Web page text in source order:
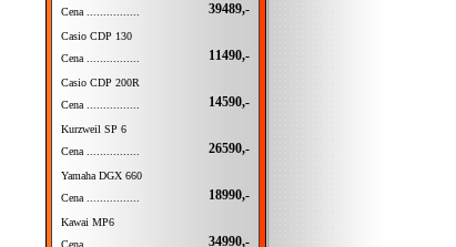
Cena ................
39489,-
Casio CDP 130
Cena ................
11490,-
Casio CDP 200R
Cena ................
14590,-
Kurzweil SP 6
Cena ................
26590,-
Yamaha DGX 660
Cena ................
18990,-
Kawai MP6
Cena ................
34990,-